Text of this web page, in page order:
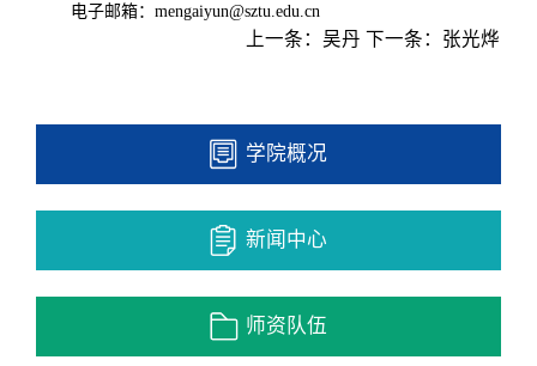
电子邮箱：mengaiyun@sztu.edu.cn
上一条： 吴丹 下一条： 张光烨
学院概况
新闻中心
师资队伍